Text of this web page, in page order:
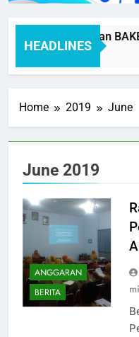
HEADLINES
Standar Pelayanan
1 Month Ago
Home 2019 June
June 2019
ANGGARAN
BERITA